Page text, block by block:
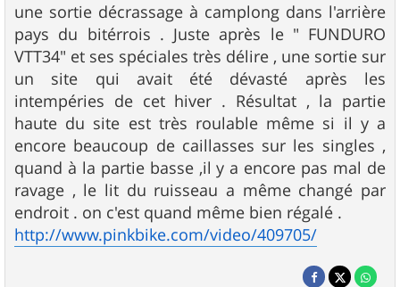
s
s
a
g
e
une sortie décrassage à camplong dans l'arrière
pays du bitérrois . Juste après le " FUNDURO
VTT34" et ses spéciales très délire , une sortie sur
un site qui avait été dévasté après les
intempéries de cet hiver . Résultat , la partie
haute du site est très roulable même si il y a
encore beaucoup de caillasses sur les singles ,
quand à la partie basse ,il y a encore pas mal de
ravage , le lit du ruisseau a même changé par
endroit . on c'est quand même bien régalé .
http://www.pinkbike.com/video/409705/